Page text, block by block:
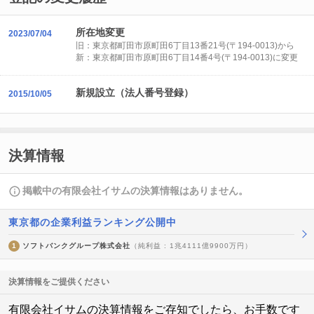
2023/07/04 所在地変更
旧：東京都町田市原町田6丁目13番21号(〒194-0013)から
新：東京都町田市原町田6丁目14番4号(〒194-0013)に変更
2015/10/05 新規設立（法人番号登録）
決算情報
掲載中の有限会社イサムの決算情報はありません。
東京都の企業利益ランキング公開中
1 ソフトバンクグループ株式会社 （純利益 : 1兆4111億9900万円）
決算情報をご提供ください
有限会社イサムの決算情報をご存知でしたら、お手数です